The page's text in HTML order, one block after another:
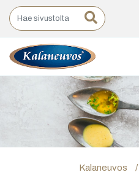
Kalaneuvos /